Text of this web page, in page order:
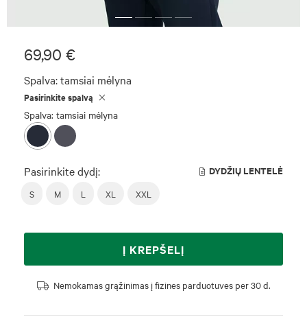
69,90 €
Spalva:tamsiai mėlyna
Pasirinkite spalvą
Spalva: tamsiai mėlyna
Pasirinkite dydį: DYDŽIŲ LENTELĖ
S M L XL XXL
Į KREPŠELĮ
Nemokamas grąžinimas į fizines parduotuves per 30 d.